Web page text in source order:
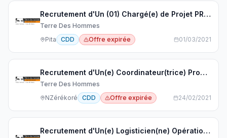
Recrutement d'Un (01) Chargé(e) de Projet PROTEJEM
Terre Des Hommes
Pita
CDD Offre expirée 01/03/2021
Recrutement d'Un(e) Coordinateur(trice) Programme URGENCE EBOLA - PCI / Wash & Mobilisation Communautaire
Terre Des Hommes
NZérékoré
CDD Offre expirée 24/02/2021
Recrutement d'Un(e) Logisticien(ne) Opérationnel(le) - Urgence EBOLA